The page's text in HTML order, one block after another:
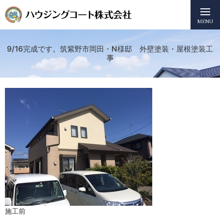
MENU
9/16完成です。筑紫野市岡田・N様邸 外壁塗装・屋根塗装工
事
施工前